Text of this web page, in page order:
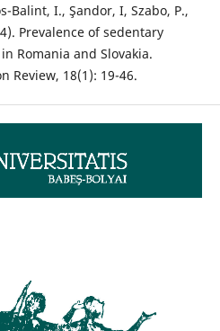
Balint, I., Şandor, I, Szabo, P.,
Prevalence of sedentary
Romania and Slovakia.
Review, 18(1): 19-46.